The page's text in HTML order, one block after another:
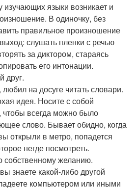
языки возникает и
В одиночку, без
правильное произношение
слушать пленки с речью
за диктором, стараясь
его интонации.
друг.
на досуге читать словари.
идея. Носите с собой
всегда можно было
слово. Бывает обидно, когда
открыли в метро, попадется
негде посмотреть.
собственному желанию.
знаете какой-либо другой
компьютером или иными